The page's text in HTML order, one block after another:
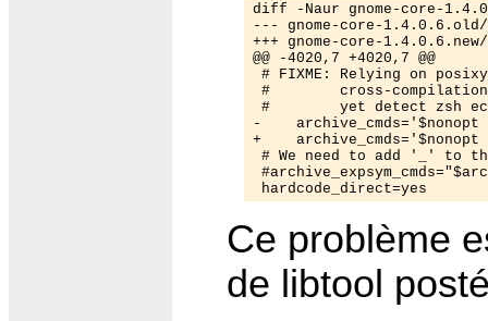
diff -Naur gnome-core-
--- gnome-core-1.4.0.6.old/configure	Sun Jan
+++ gnome-core-1.4.0.6.new/configure	Fri Feb
@@ -4020,7 +4020,7 @@
# FIXME: Relying on
#        cross-
#        yet detect zsh
-
+
# We need to add '_' to
Ce problème
de libtool